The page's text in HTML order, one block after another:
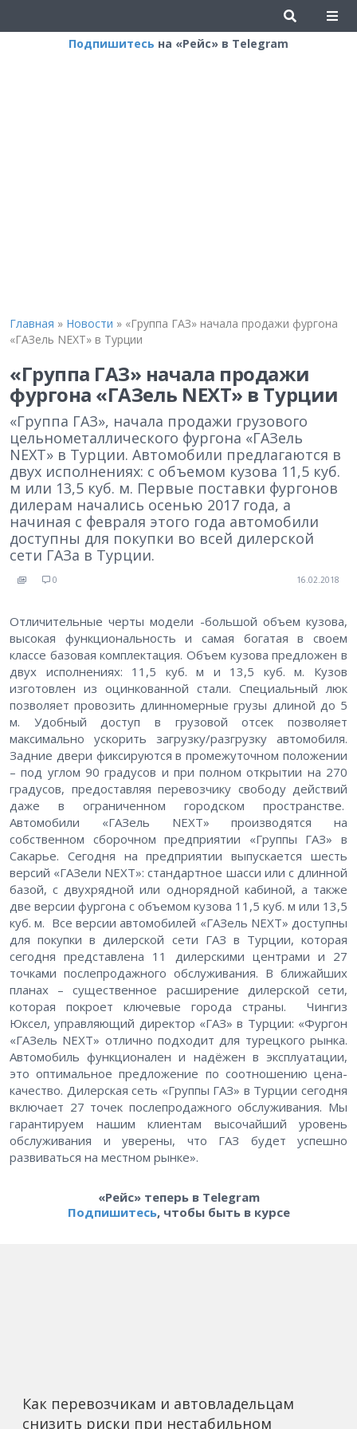
Подпишитесь на «Рейс» в Telegram
Главная » Новости » «Группа ГАЗ» начала продажи фургона
«ГАЗель NEXT» в Турции
«Группа ГАЗ» начала продажи
фургона «ГАЗель NEXT» в Турции
«Группа ГАЗ», начала продажи грузового
цельнометаллического фургона «ГАЗель
NEXT» в Турции. Автомобили предлагаются в
двух исполнениях: с объемом кузова 11,5 куб.
м или 13,5 куб. м. Первые поставки фургонов
дилерам начались осенью 2017 года, а
начиная с февраля этого года автомобили
доступны для покупки во всей дилерской
сети ГАЗа в Турции.
0 16.02.2018
Отличительные черты модели -большой объем кузова,
высокая функциональность и самая богатая в своем
классе базовая комплектация. Объем кузова предложен в
двух исполнениях: 11,5 куб. м и 13,5 куб. м. Кузов
изготовлен из оцинкованной стали. Специальный люк
позволяет провозить длинномерные грузы длиной до 5
м. Удобный доступ в грузовой отсек позволяет
максимально ускорить загрузку/разгрузку автомобиля.
Задние двери фиксируются в промежуточном положении
– под углом 90 градусов и при полном открытии на 270
градусов, предоставляя перевозчику свободу действий
даже в ограниченном городском пространстве.
Автомобили «ГАЗель NEXT» производятся на
собственном сборочном предприятии «Группы ГАЗ» в
Сакарье. Сегодня на предприятии выпускается шесть
версий «ГАЗели NEXT»: стандартное шасси или с длинной
базой, с двухрядной или однорядной кабиной, а также
две версии фургона с объемом кузова 11,5 куб. м или 13,5
куб. м. Все версии автомобилей «ГАЗель NEXT» доступны
для покупки в дилерской сети ГАЗ в Турции, которая
сегодня представлена 11 дилерскими центрами и 27
точками послепродажного обслуживания. В ближайших
планах – существенное расширение дилерской сети,
которая покроет ключевые города страны. Чингиз
Юксел, управляющий директор «ГАЗ» в Турции: «Фургон
«ГАЗель NEXT» отлично подходит для турецкого рынка.
Автомобиль функционален и надёжен в эксплуатации,
это оптимальное предложение по соотношению цена-
качество. Дилерская сеть «Группы ГАЗ» в Турции сегодня
включает 27 точек послепродажного обслуживания. Мы
гарантируем нашим клиентам высочайший уровень
обслуживания и уверены, что ГАЗ будет успешно
развиваться на местном рынке».
«Рейс» теперь в Telegram
Подпишитесь, чтобы быть в курсе
Как перевозчикам и автовладельцам
снизить риски при нестабильном